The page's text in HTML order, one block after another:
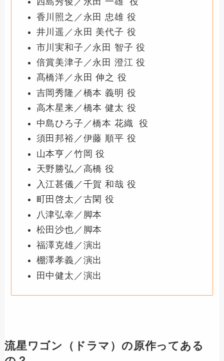
香川照之／永田 忠雄 役
井川遥／永田 美代子 役
市川実和子／永田 智子 役
倍賞美津子／永田 澄江 役
髙橋洋／永田 伸之 役
吉岡秀隆／橋本 義明 役
高木星来／橋本 健太 役
中島ひろ子／橋本 花織 役
須田邦裕／伊藤 順平 役
山本亨／竹岡 役
天野勝弘／高橋 役
入江甚儀／千賀 和哉 役
町田啓太／古閑 役
八津弘幸／脚本
松田沙也／脚本
福澤克雄／演出
棚澤孝義／演出
田中健太／演出
流星ワゴン（ドラマ）の原作ってある